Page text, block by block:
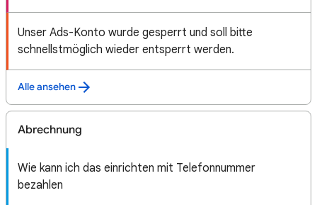
Unser Ads-Konto wurde gesperrt und soll bitte
schnellstmöglich wieder entsperrt werden.
Alle ansehen
Abrechnung
Wie kann ich das einrichten mit Telefonnummer
bezahlen